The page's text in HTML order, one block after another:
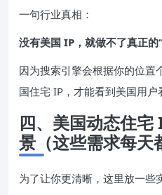
一句行业真相：
没有美国 IP，就做不了真正的“
因为搜索引擎会根据你的位置
国住宅 IP，才能看到美国用户
四、美国动态住宅
景（这些需求每天
为了让你更清晰，这里放一些